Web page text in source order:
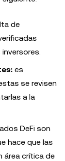
de
es
se revisen
a la
DeFi son
hace que las
área crítica de